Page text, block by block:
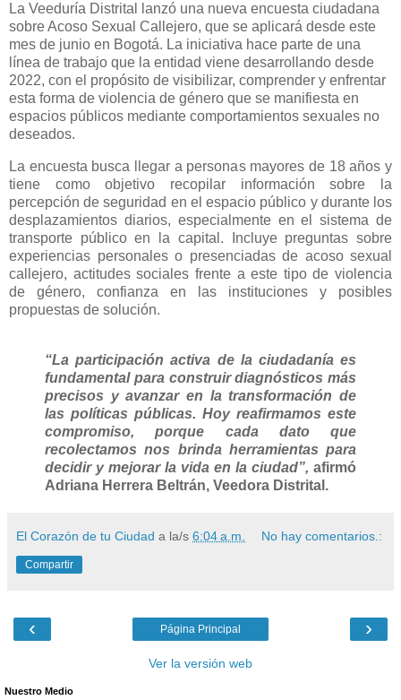
La Veeduría Distrital lanzó una nueva encuesta ciudadana
sobre Acoso Sexual Callejero, que se aplicará desde este
mes de junio en Bogotá. La iniciativa hace parte de una
línea de trabajo que la entidad viene desarrollando desde
2022, con el propósito de visibilizar, comprender y enfrentar
esta forma de violencia de género que se manifiesta en
espacios públicos mediante comportamientos sexuales no
deseados.
La encuesta busca llegar a personas mayores de 18 años y
tiene como objetivo recopilar información sobre la
percepción de seguridad en el espacio público y durante los
desplazamientos diarios, especialmente en el sistema de
transporte público en la capital. Incluye preguntas sobre
experiencias personales o presenciadas de acoso sexual
callejero, actitudes sociales frente a este tipo de violencia
de género, confianza en las instituciones y posibles
propuestas de solución.
“La participación activa de la ciudadanía es
fundamental para construir diagnósticos más
precisos y avanzar en la transformación de
las políticas públicas. Hoy reafirmamos este
compromiso, porque cada dato que
recolectamos nos brinda herramientas para
decidir y mejorar la vida en la ciudad”, afirmó
Adriana Herrera Beltrán, Veedora Distrital.
El Corazón de tu Ciudad a la/s 6:04 a.m. No hay comentarios.:
Compartir
‹ ›
Página Principal
Ver la versión web
Nuestro Medio